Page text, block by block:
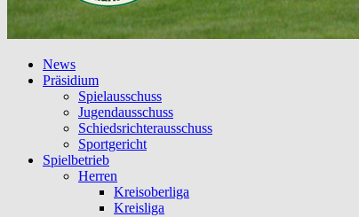
News
Präsidium
Spielausschuss
Jugendausschuss
Schiedsrichterausschuss
Sportgericht
Spielbetrieb
Herren
Kreisoberliga
Kreisliga